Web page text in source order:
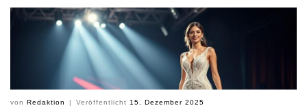
von Redaktion | Veröffentlicht 15. Dezember 2025